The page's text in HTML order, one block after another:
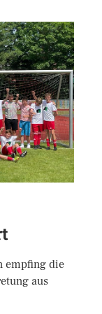
empfing die
aus